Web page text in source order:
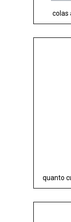
colas
quanto